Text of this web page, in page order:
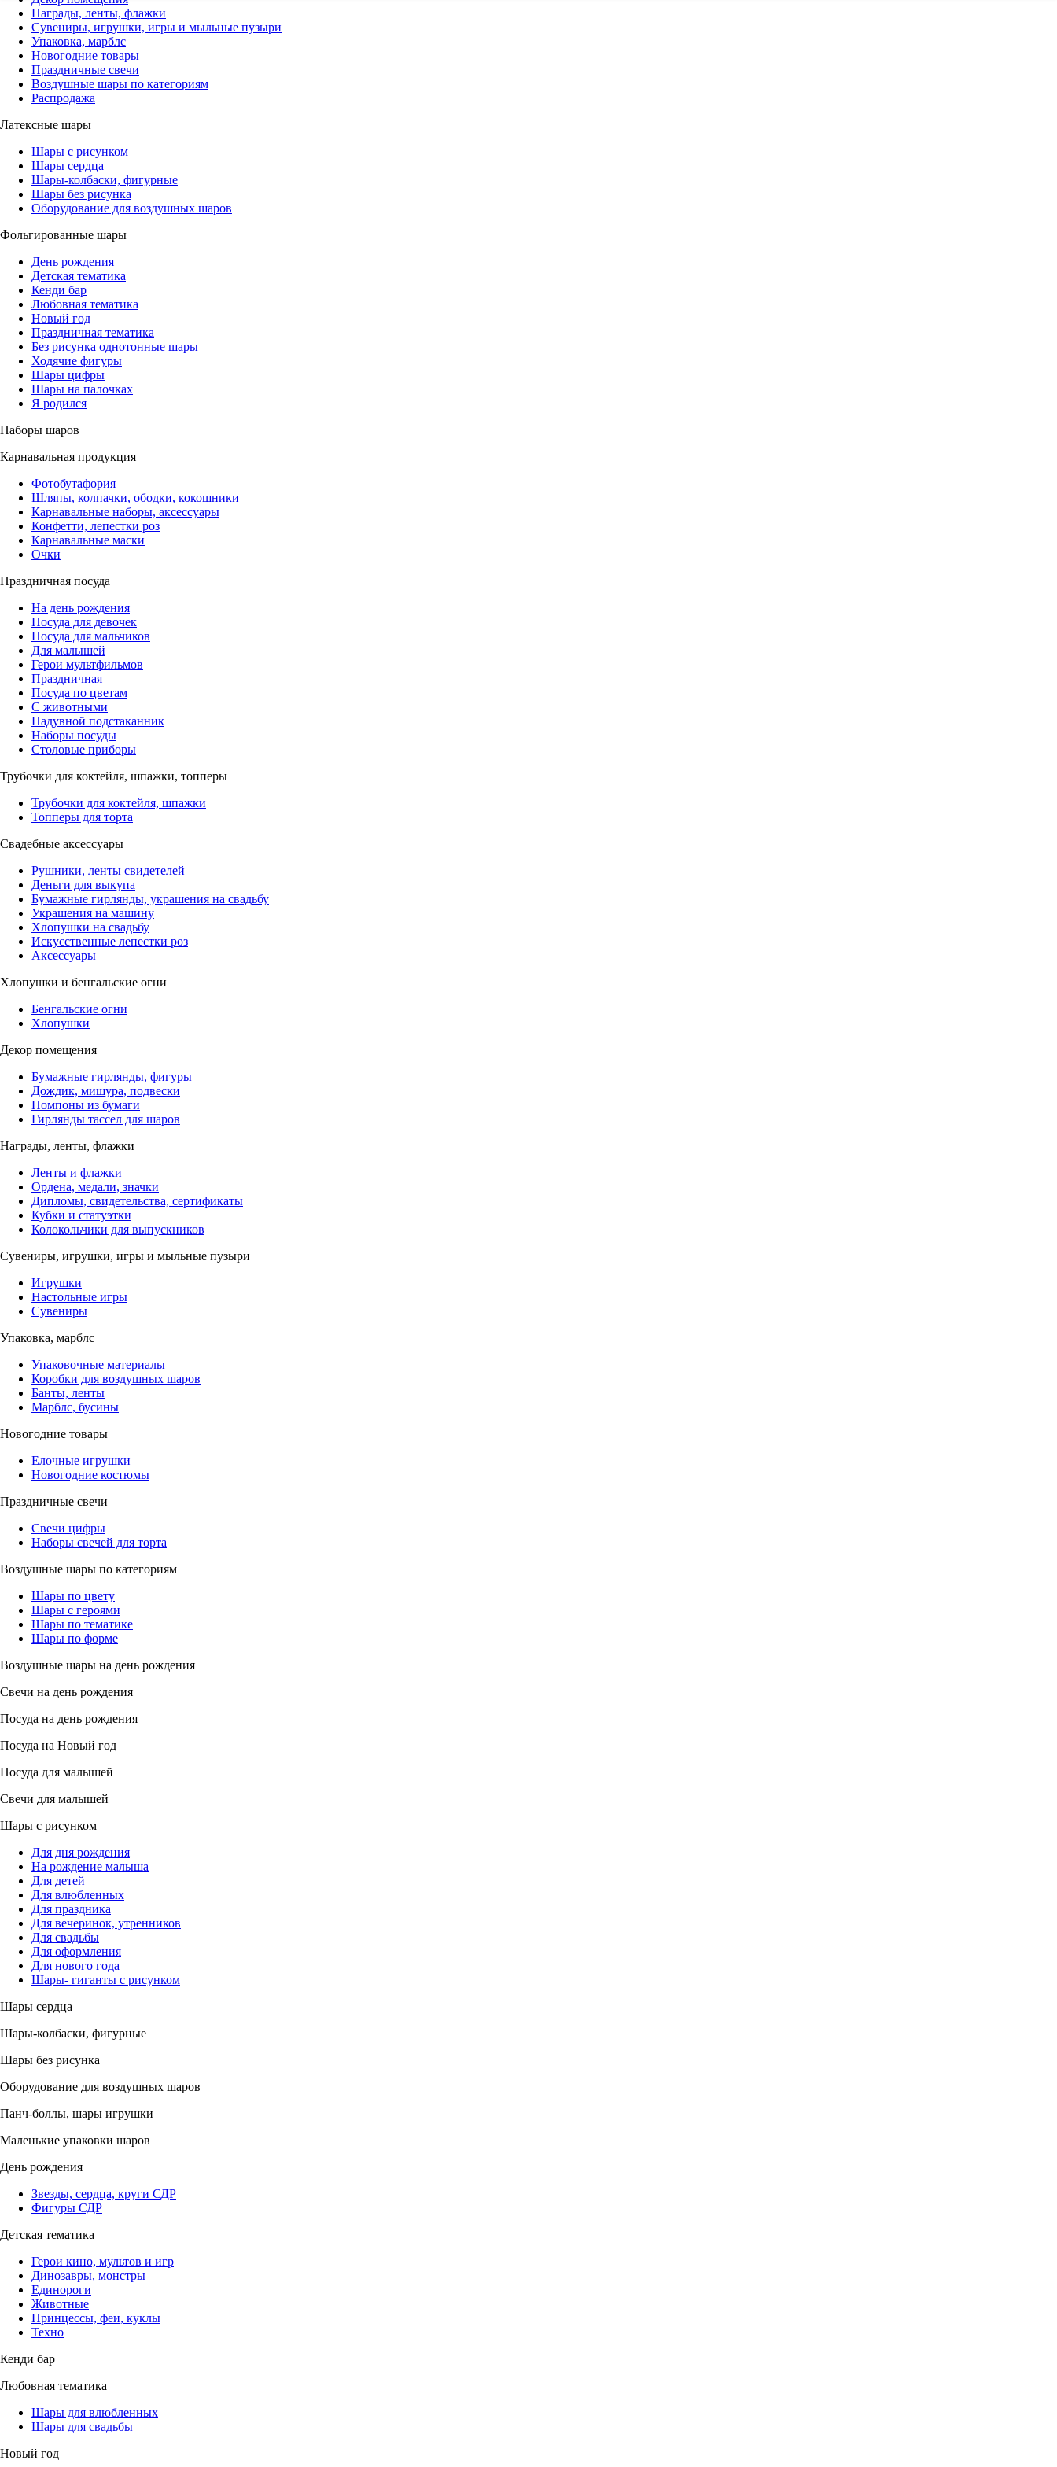
Награды, ленты, флажки
Сувениры, игрушки, игры и мыльные пузыри
Упаковка, марблс
Новогодние товары
Праздничные свечи
Воздушные шары по категориям
Распродажа
Латексные шары
Шары с рисунком
Шары сердца
Шары-колбаски, фигурные
Шары без рисунка
Оборудование для воздушных шаров
Фольгированные шары
День рождения
Детская тематика
Кенди бар
Любовная тематика
Новый год
Праздничная тематика
Без рисунка однотонные шары
Ходячие фигуры
Шары цифры
Шары на палочках
Я родился
Наборы шаров
Карнавальная продукция
Фотобутафория
Шляпы, колпачки, ободки, кокошники
Карнавальные наборы, аксессуары
Конфетти, лепестки роз
Карнавальные маски
Очки
Праздничная посуда
На день рождения
Посуда для девочек
Посуда для мальчиков
Для малышей
Герои мультфильмов
Праздничная
Посуда по цветам
С животными
Надувной подстаканник
Наборы посуды
Столовые приборы
Трубочки для коктейля, шпажки, топперы
Трубочки для коктейля, шпажки
Топперы для торта
Свадебные аксессуары
Рушники, ленты свидетелей
Деньги для выкупа
Бумажные гирлянды, украшения на свадьбу
Украшения на машину
Хлопушки на свадьбу
Искусственные лепестки роз
Аксессуары
Хлопушки и бенгальские огни
Бенгальские огни
Хлопушки
Декор помещения
Бумажные гирлянды, фигуры
Дождик, мишура, подвески
Помпоны из бумаги
Гирлянды тассел для шаров
Награды, ленты, флажки
Ленты и флажки
Ордена, медали, значки
Дипломы, свидетельства, сертификаты
Кубки и статуэтки
Колокольчики для выпускников
Сувениры, игрушки, игры и мыльные пузыри
Игрушки
Настольные игры
Сувениры
Упаковка, марблс
Упаковочные материалы
Коробки для воздушных шаров
Банты, ленты
Марблс, бусины
Новогодние товары
Елочные игрушки
Новогодние костюмы
Праздничные свечи
Свечи цифры
Наборы свечей для торта
Воздушные шары по категориям
Шары по цвету
Шары с героями
Шары по тематике
Шары по форме
Воздушные шары на день рождения
Свечи на день рождения
Посуда на день рождения
Посуда на Новый год
Посуда для малышей
Свечи для малышей
Шары с рисунком
Для дня рождения
На рождение малыша
Для детей
Для влюбленных
Для праздника
Для вечеринок, утренников
Для свадьбы
Для оформления
Для нового года
Шары- гиганты с рисунком
Шары сердца
Шары-колбаски, фигурные
Шары без рисунка
Оборудование для воздушных шаров
Панч-боллы, шары игрушки
Маленькие упаковки шаров
День рождения
Звезды, сердца, круги СДР
Фигуры СДР
Детская тематика
Герои кино, мультов и игр
Динозавры, монстры
Единороги
Животные
Принцессы, феи, куклы
Техно
Кенди бар
Любовная тематика
Шары для влюбленных
Шары для свадьбы
Новый год